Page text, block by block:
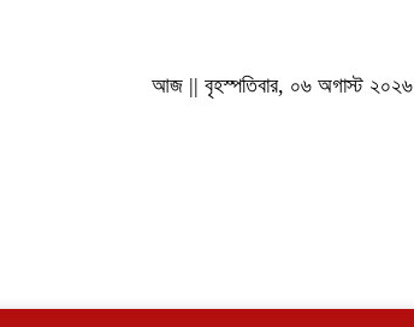
আজ || বৃহস্পতিবার, ০৬ অগাস্ট ২০২৬